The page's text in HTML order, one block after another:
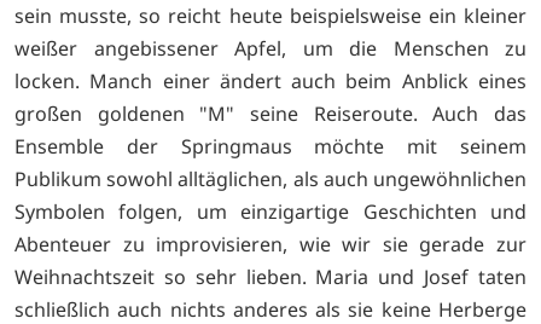
sein musste, so reicht heute beispielsweise ein kleiner
weißer angebissener Apfel, um die Menschen zu
locken. Manch einer ändert auch beim Anblick eines
großen goldenen "M" seine Reiseroute. Auch das
Ensemble der Springmaus möchte mit seinem
Publikum sowohl alltäglichen, als auch ungewöhnlichen
Symbolen folgen, um einzigartige Geschichten und
Abenteuer zu improvisieren, wie wir sie gerade zur
Weihnachtszeit so sehr lieben. Maria und Josef taten
schließlich auch nichts anderes als sie keine Herberge